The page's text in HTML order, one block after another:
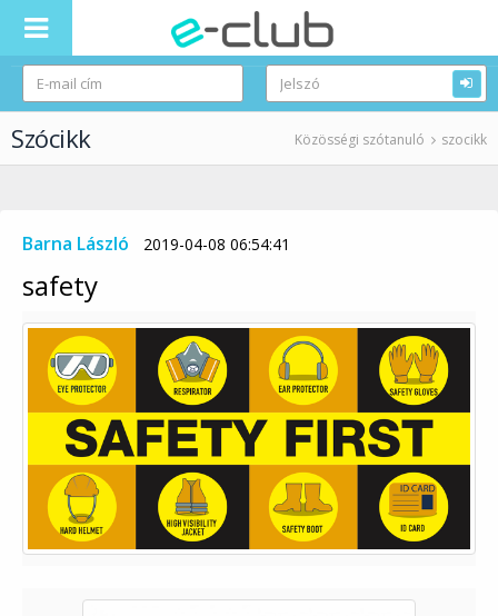
Szócikk Közösségi szótanuló szocikk
Barna László 2019-04-08 06:54:41
safety